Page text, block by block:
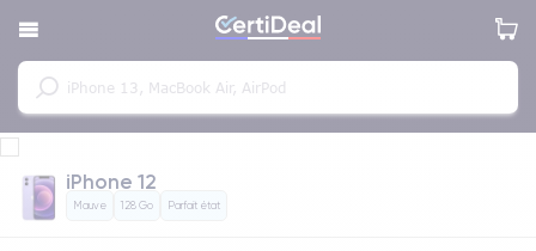
iPhone 12
Mauve 128 Go Parfait état